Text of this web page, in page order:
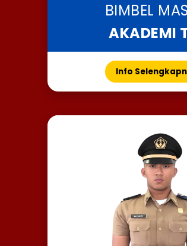
BIMBEL
AKADEMI
Info